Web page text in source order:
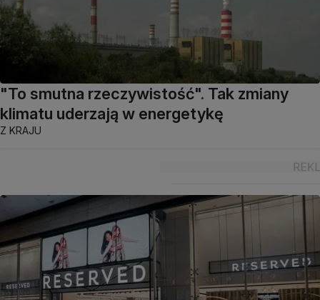
"To smutna rzeczywistość". Tak zmiany
klimatu uderzają w energetykę
Z KRAJU